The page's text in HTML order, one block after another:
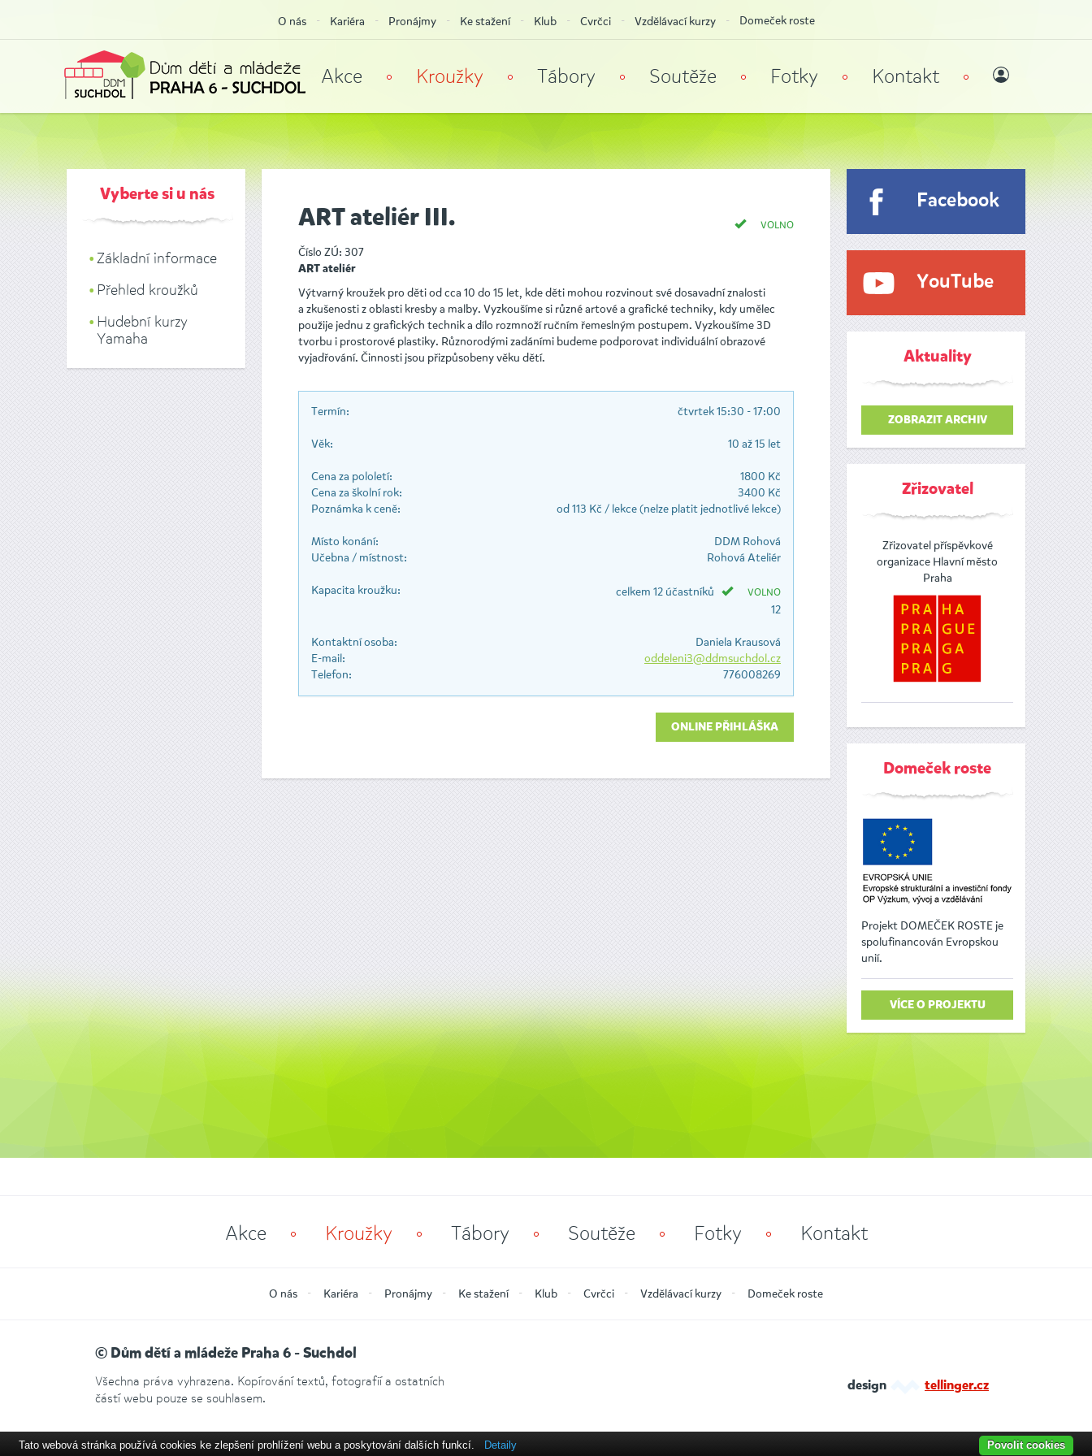
Akce Kroužky Tábory Soutěže Fotky Kontakt
O nás Kariéra Pronájmy Ke stažení Klub Cvrčci Vzdělávací kurzy Domeček roste
Vyberte si u nás
Základní informace
Přehled kroužků
Hudební kurzy
Yamaha
VOLNO
ART ateliér III.
Číslo ZÚ: 307
ART ateliér
Výtvarný kroužek pro děti od cca 10 do 15 let, kde děti mohou rozvinout své dosavadní znalosti
a zkušenosti z oblasti kresby a malby. Vyzkoušíme si různé artové a grafické techniky, kdy umělec
použije jednu z grafických technik a dílo rozmnoží ručním řemeslným postupem. Vyzkoušíme 3D
tvorbu i prostorové plastiky. Různorodými zadáními budeme podporovat individuální obrazové
vyjadřování. Činnosti jsou přizpůsobeny věku dětí.
Termín: čtvrtek 15:30 - 17:00
Věk: 10 až 15 let
Cena za pololetí:
1800 Kč
Cena za školní rok:
3400 Kč
Poznámka k ceně:
od 113 Kč / lekce (nelze platit jednotlivé lekce)
Místo konání:
DDM Rohová
Učebna / místnost:
Rohová Ateliér
Kapacita kroužku: celkem 12 účastníků VOLNO
12
Kontaktní osoba:
Daniela Krausová
E-mail:
oddeleni3@ddmsuchdol.cz
Telefon:
776008269
ONLINE PŘIHLÁŠKA
Facebook
YouTube
Aktuality
ZOBRAZIT ARCHIV
Zřizovatel
Zřizovatel příspěvkové
organizace Hlavní město
Praha
Domeček roste
Projekt DOMEČEK ROSTE je
spolufinancován Evropskou
unií.
VÍCE O PROJEKTU
Akce Kroužky Tábory Soutěže Fotky Kontakt
O nás Kariéra Pronájmy Ke stažení Klub Cvrčci Vzdělávací kurzy Domeček roste
© Dům dětí a mládeže Praha 6 - Suchdol
Všechna práva vyhrazena. Kopírování textů, fotografií a ostatních
částí webu pouze se souhlasem.
design tellinger.cz
Tato webová stránka používá cookies ke zlepšení prohlížení webu a poskytování dalších funkcí. Detaily Povolit cookies